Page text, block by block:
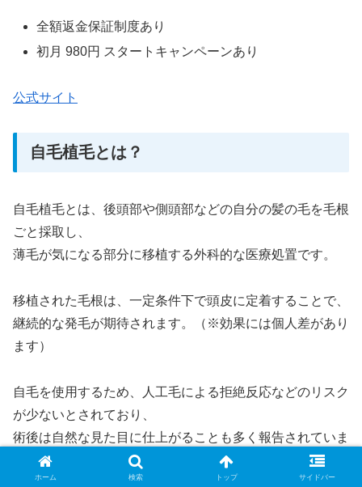
全額返金保証制度あり
初月 980円 スタートキャンペーンあり
公式サイト
自毛植毛とは？
自毛植毛とは、後頭部や側頭部などの自分の髪の毛を毛根
ごと採取し、
薄毛が気になる部分に移植する外科的な医療処置です。
移植された毛根は、一定条件下で頭皮に定着することで、
継続的な発毛が期待されます。（※効果には個人差があり
ます）
自毛を使用するため、人工毛による拒絶反応などのリスク
が少ないとされており、
術後は自然な見た目に仕上がることも多く報告されていま
す。
ホーム 検索 トップ サイドバー